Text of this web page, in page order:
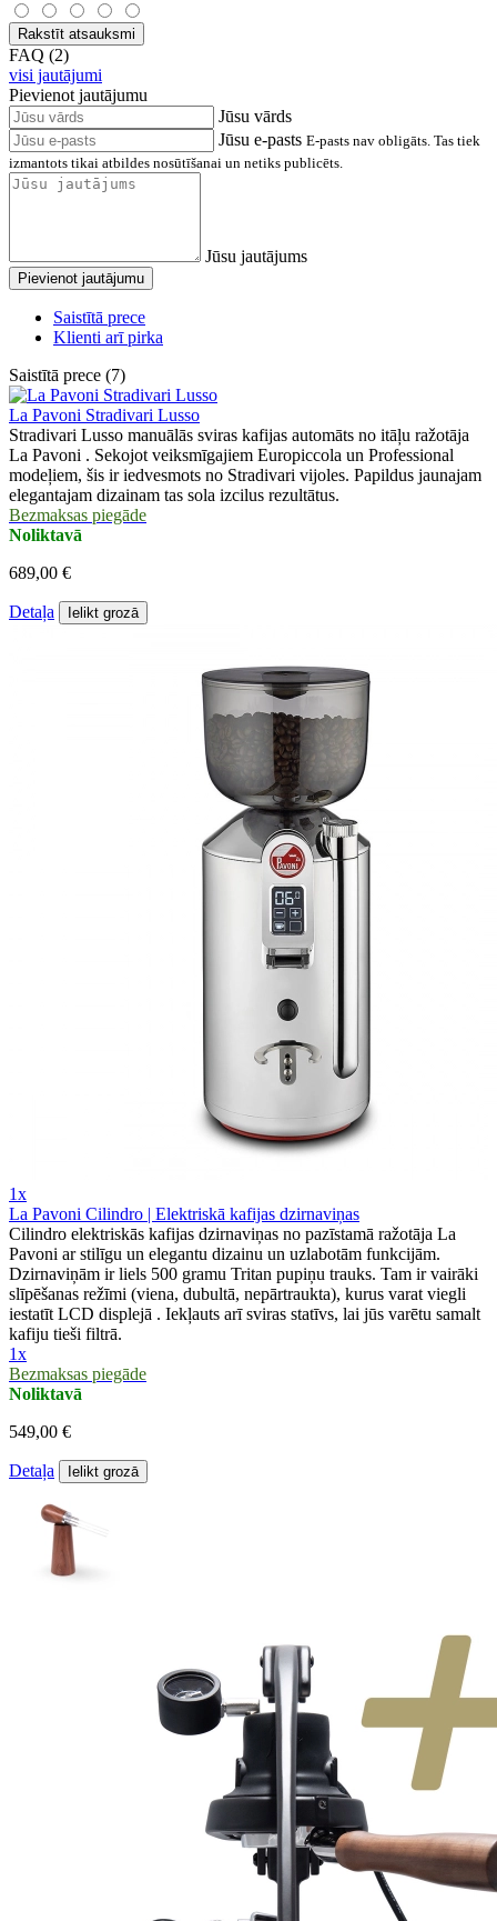
Rakstīt atsauksmi
FAQ (2)
visi jautājumi
Pievienot jautājumu
Jūsu vārds
Jūsu e-pasts E-pasts nav obligāts. Tas tiek
izmantots tikai atbildes nosūtīšanai un netiks publicēts.
Jūsu jautājums
Pievienot jautājumu
Saistītā prece
Klienti arī pirka
Saistītā prece (7)
La Pavoni Stradivari Lusso
Stradivari Lusso manuālās sviras kafijas automāts no itāļu ražotāja
La Pavoni . Sekojot veiksmīgajiem Europiccola un Professional
modeļiem, šis ir iedvesmots no Stradivari vijoles. Papildus jaunajam
elegantajam dizainam tas sola izcilus rezultātus.
Bezmaksas piegāde
Noliktavā
689,00 €
Detaļa Ielikt grozā
1x
La Pavoni Cilindro | Elektriskā kafijas dzirnaviņas
Cilindro elektriskās kafijas dzirnaviņas no pazīstamā ražotāja La
Pavoni ar stilīgu un elegantu dizainu un uzlabotām funkcijām.
Dzirnaviņām ir liels 500 gramu Tritan pupiņu trauks. Tam ir vairāki
slīpēšanas režīmi (viena, dubultā, nepārtraukta), kurus varat viegli
iestatīt LCD displejā . Iekļauts arī sviras statīvs, lai jūs varētu samalt
kafiju tieši filtrā.
1x
Bezmaksas piegāde
Noliktavā
549,00 €
Detaļa Ielikt grozā